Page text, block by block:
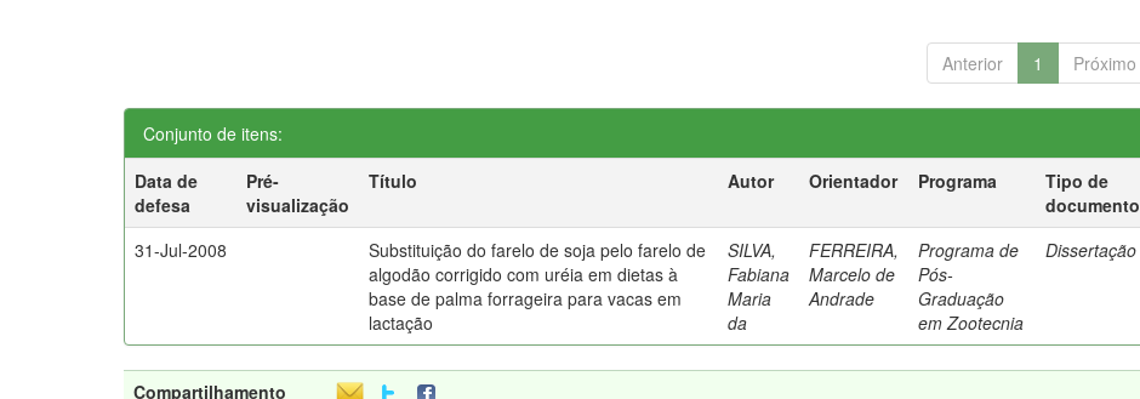
Anterior 1 Próximo
Conjunto de itens:
Data de
defesa
Pré-
visualização
Título Autor Orientador Programa
Tipo de
documento
31-Jul-2008
Substituição do farelo de soja pelo farelo de
algodão corrigido com uréia em dietas à
base de palma forrageira para vacas em
lactação
SILVA,
Fabiana
Maria
da
FERREIRA,
Marcelo de
Andrade
Programa de
Pós-
Graduação
em Zootecnia
Dissertação
Compartilhamento